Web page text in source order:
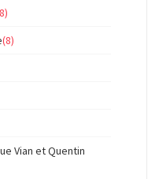
(8)
Vian et Quentin